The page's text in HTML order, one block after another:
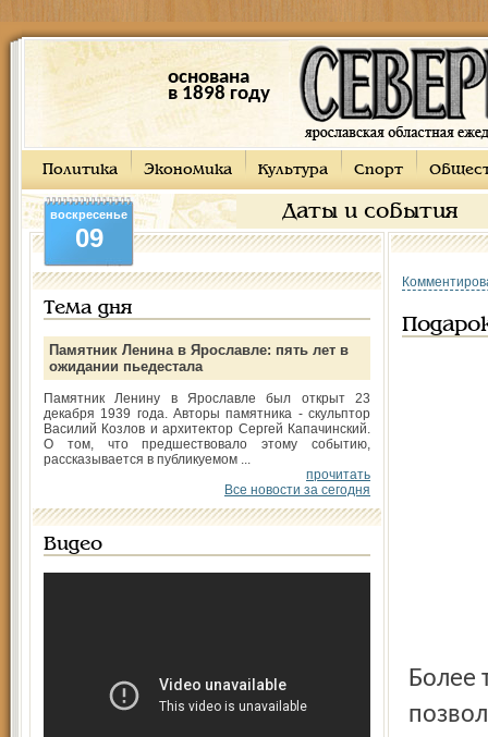
основана
в 1898 году
Политика Экономика Культура Спорт
Даты и события
воскресенье
09
Тема дня
Памятник Ленина в Ярославле: пять лет в
ожидании пьедестала
Памятник Ленину в Ярославле был открыт 23
декабря 1939 года. Авторы памятника - скульптор
Василий Козлов и архитектор Сергей Капачинский.
О том, что предшествовало этому событию,
рассказывается в публикуемом ...
прочитать
Все новости за сегодня
Видео
Более того, наша команда, игравшая в гостях, не